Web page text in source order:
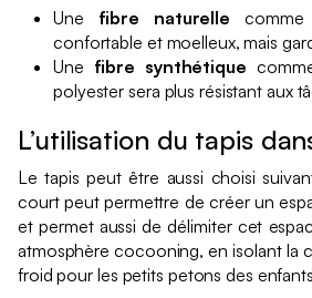
Une fibre naturelle
confortable et moelleux, mais
Une fibre synthétique
polyester sera plus résistant aux
L’utilisation du tapis
Le tapis peut être aussi choisi
court peut permettre de créer un
et permet aussi de délimiter cet
atmosphère cocooning, en isolant la
froid pour les petits petons des